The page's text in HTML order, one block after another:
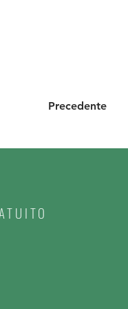
Precedente